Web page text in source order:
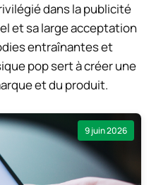
dans la publicité
et sa large acceptation
entraînantes et
pop sert à créer une
et du produit.
9 juin 2026